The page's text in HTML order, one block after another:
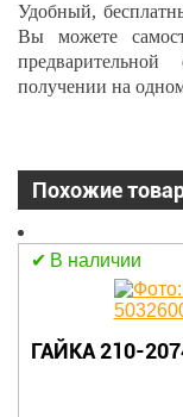
Удобный,
Вы можете
получении на
Похожие
В наличии
ГАЙКА 210-